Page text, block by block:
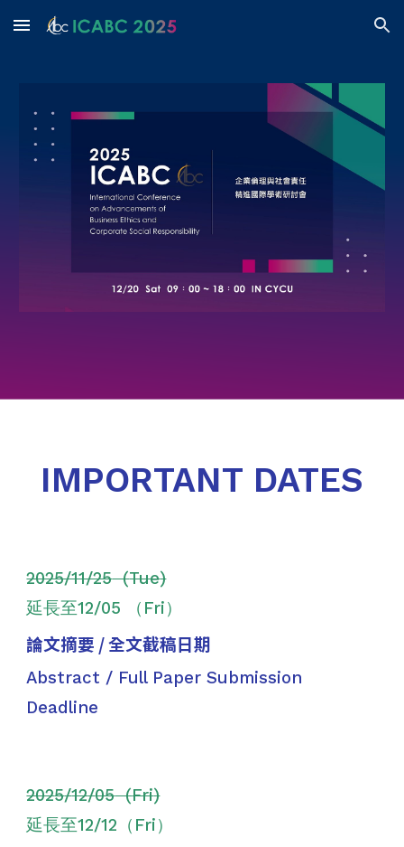
Skip to main content Skip to navigation
IMPORTANT DATES
2025/11/25(Tue)
延長至12/05 （ Fri）
論文摘要 /全文截稿日期
Abstract / Full Paper Submission
Deadline
2025/12/05(Fri)
延長至12/12（Fri）